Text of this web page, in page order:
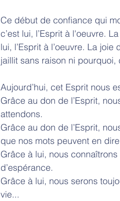
Ce début de confiance qui
c’est lui, l’Esprit à l'oeuvre.
lui, l’Esprit à l’oeuvre. La
jaillit sans raison ni pourquoi,
Aujourd’hui, cet Esprit nous
Grâce au don de l’Esprit,
attendons.
Grâce au don de l’Esprit,
que nos mots peuvent en
Grâce à lui, nous
d’espérance.
Grâce à lui, nous serons
vie...